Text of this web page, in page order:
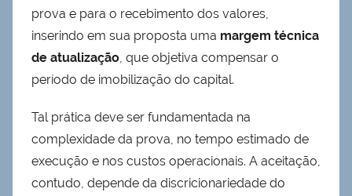
prova e para o recebimento dos valores,
inserindo em sua proposta uma margem técnica
de atualização, que objetiva compensar o
período de imobilização do capital.
Tal prática deve ser fundamentada na
complexidade da prova, no tempo estimado de
execução e nos custos operacionais. A aceitação,
contudo, depende da discricionariedade do